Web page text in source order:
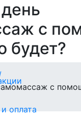
оплата
с
будет?
с